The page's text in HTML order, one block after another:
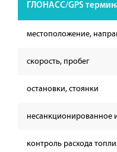
ГЛОНАСС/GPS
местоположение,
скорость, пробег
остановки, стоянки
несанкционированное
контроль расхода